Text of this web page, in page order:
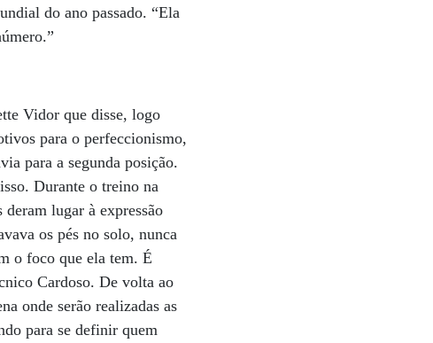
do ano passado. “Ela
Vidor que disse, logo
para o perfeccionismo,
para a segunda posição.
Durante o treino na
lugar à expressão
os pés no solo, nunca
o foco que ela tem. É
Cardoso. De volta ao
onde serão realizadas as
para se definir quem